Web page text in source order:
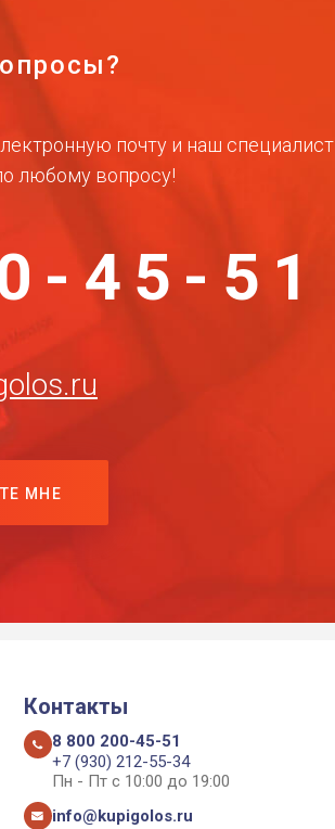
почту и наш специалист
любому вопросу!
45-51
МНЕ
Контакты
8 800 200-45-51
+7 (930) 212-55-34
Пн - Пт с 10:00 до 19:00
info@kupigolos.ru